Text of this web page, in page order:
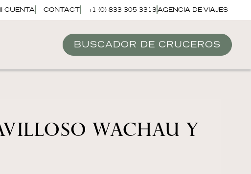
CUENTA CONTACT +1 (0) 833 305 3313 AGENCIA DE VIAJES
BUSCADOR DE CRUCEROS
WACHAU Y